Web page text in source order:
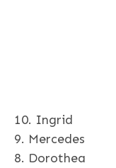
10. Ingrid
9. Mercedes
8. Dorothea